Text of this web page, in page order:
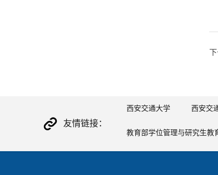
友情链接：
西安交通大学 西安交
教育部学位管理与研究生教